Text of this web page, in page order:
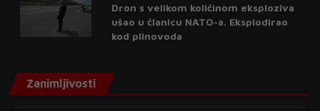
Dron s velikom količinom eksploziva
ušao u članicu NATO-a. Eksplodirao
kod plinovoda
Zanimljivosti